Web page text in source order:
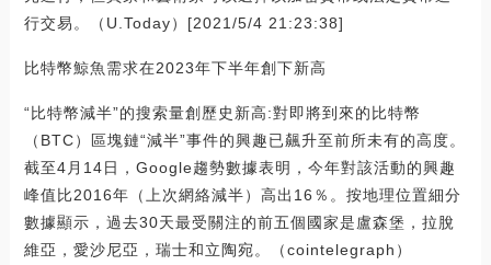
行交易。（U.Today）[2021/5/4 21:23:38]
比特幣鯨魚需求在2023年下半年創下新高
“比特幣減半”的搜索量創歷史新高:對即將到來的比特幣
（BTC）區塊鏈“減半”事件的興趣已飆升至前所未有的高度。
截至4月14日，Google趨勢數據表明，今年對該活動的興趣
峰值比2016年（上次網絡減半）高出16％。按地理位置細分
數據顯示，過去30天最受關注的前五個國家是盧森堡，拉脫
維亞，愛沙尼亞，瑞士和立陶宛。（cointelegraph）